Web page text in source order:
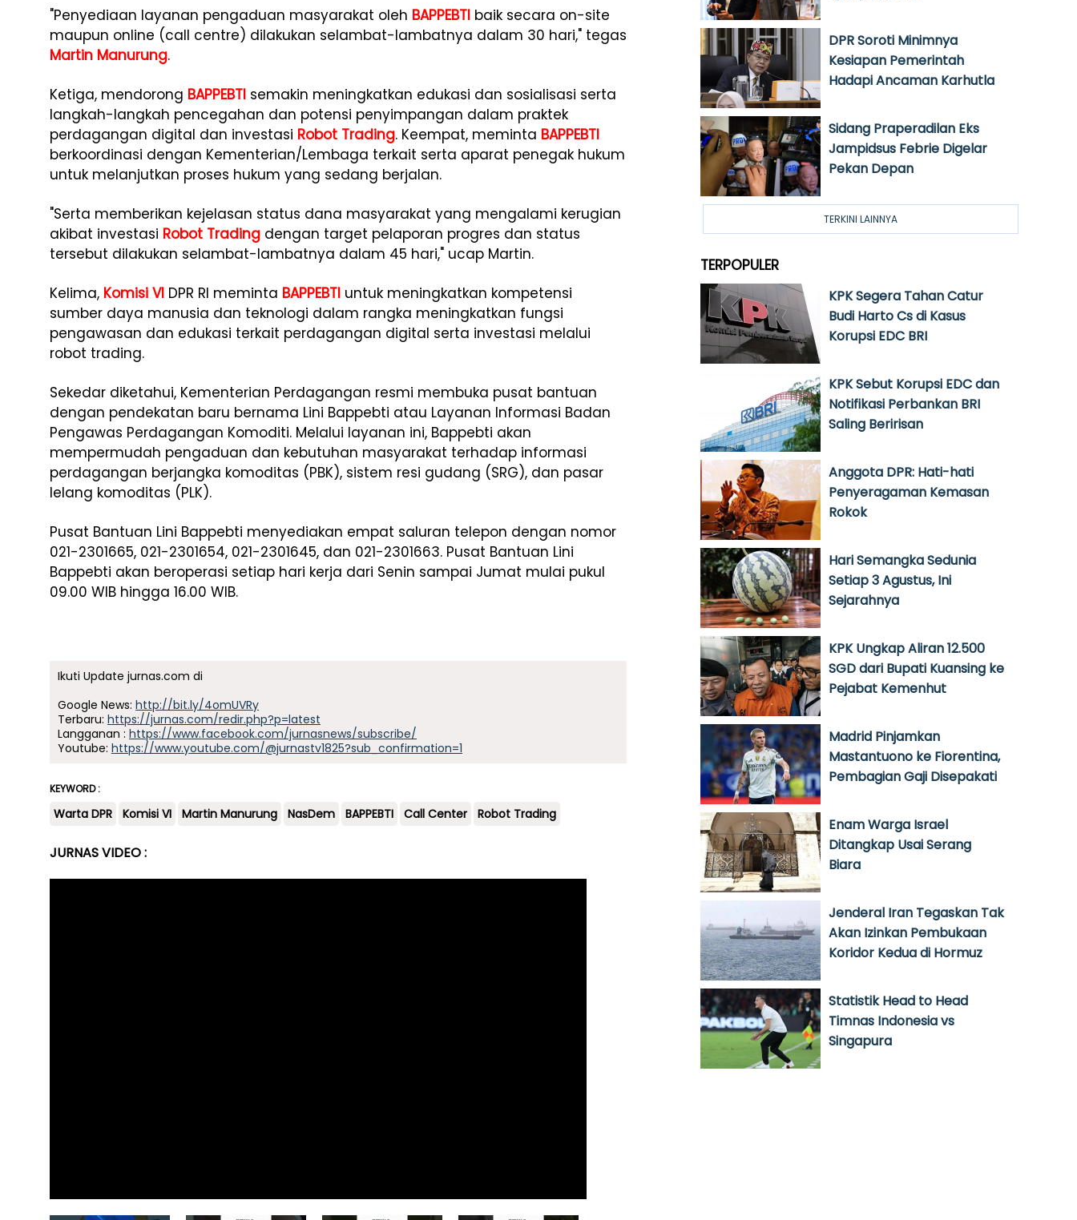
"Penyediaan layanan pengaduan masyarakat oleh BAPPEBTI baik secara on-site
maupun online (call centre) dilakukan selambat-lambatnya dalam 30 hari," tegas
Martin Manurung.
Ketiga, mendorong BAPPEBTI semakin meningkatkan edukasi dan sosialisasi serta
langkah-langkah pencegahan dan potensi penyimpangan dalam praktek
perdagangan digital dan investasi Robot Trading. Keempat, meminta BAPPEBTI
berkoordinasi dengan Kementerian/Lembaga terkait serta aparat penegak hukum
untuk melanjutkan proses hukum yang sedang berjalan.
"Serta memberikan kejelasan status dana masyarakat yang mengalami kerugian
akibat investasi Robot Trading dengan target pelaporan progres dan status
tersebut dilakukan selambat-lambatnya dalam 45 hari," ucap Martin.
Kelima, Komisi VI DPR RI meminta BAPPEBTI untuk meningkatkan kompetensi
sumber daya manusia dan teknologi dalam rangka meningkatkan fungsi
pengawasan dan edukasi terkait perdagangan digital serta investasi melalui
robot trading.
Sekedar diketahui, Kementerian Perdagangan resmi membuka pusat bantuan
dengan pendekatan baru bernama Lini Bappebti atau Layanan Informasi Badan
Pengawas Perdagangan Komoditi. Melalui layanan ini, Bappebti akan
mempermudah pengaduan dan kebutuhan masyarakat terhadap informasi
perdagangan berjangka komoditas (PBK), sistem resi gudang (SRG), dan pasar
lelang komoditas (PLK).
Pusat Bantuan Lini Bappebti menyediakan empat saluran telepon dengan nomor
021-2301665, 021-2301654, 021-2301645, dan 021-2301663. Pusat Bantuan Lini
Bappebti akan beroperasi setiap hari kerja dari Senin sampai Jumat mulai pukul
09.00 WIB hingga 16.00 WIB.
Ikuti Update jurnas.com di
Google News: http://bit.ly/4omUVRy
Terbaru: https://jurnas.com/redir.php?p=latest
Langganan : https://www.facebook.com/jurnasnews/subscribe/
Youtube: https://www.youtube.com/@jurnastv1825?sub_confirmation=1
KEYWORD :
Warta DPR Komisi VI Martin Manurung NasDem BAPPEBTI Call Center Robot Trading
JURNAS VIDEO :
DPR Soroti Minimnya
Kesiapan Pemerintah
Hadapi Ancaman Karhutla
Sidang Praperadilan Eks
Jampidsus Febrie Digelar
Pekan Depan
TERKINI LAINNYA
TERPOPULER
KPK Segera Tahan Catur
Budi Harto Cs di Kasus
Korupsi EDC BRI
KPK Sebut Korupsi EDC dan
Notifikasi Perbankan BRI
Saling Beririsan
Anggota DPR: Hati-hati
Penyeragaman Kemasan
Rokok
Hari Semangka Sedunia
Setiap 3 Agustus, Ini
Sejarahnya
KPK Ungkap Aliran 12.500
SGD dari Bupati Kuansing ke
Pejabat Kemenhut
Madrid Pinjamkan
Mastantuono ke Fiorentina,
Pembagian Gaji Disepakati
Enam Warga Israel
Ditangkap Usai Serang
Biara
Jenderal Iran Tegaskan Tak
Akan Izinkan Pembukaan
Koridor Kedua di Hormuz
Statistik Head to Head
Timnas Indonesia vs
Singapura